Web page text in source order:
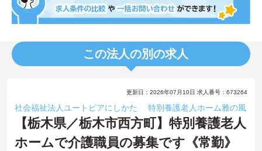
この法人の別の求人
更新日：2026年07月10日 求人番号：673264
社会福祉法人ユートピアにしかた 特別養護老人ホーム雅の風
【栃木県／栃木市西方町】特別養護老人
ホームで介護職員の募集です《常勤》